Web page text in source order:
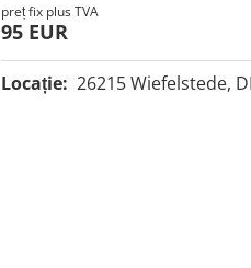
preț fix plus TVA
95 EUR
Locație: 26215 Wiefelstede,